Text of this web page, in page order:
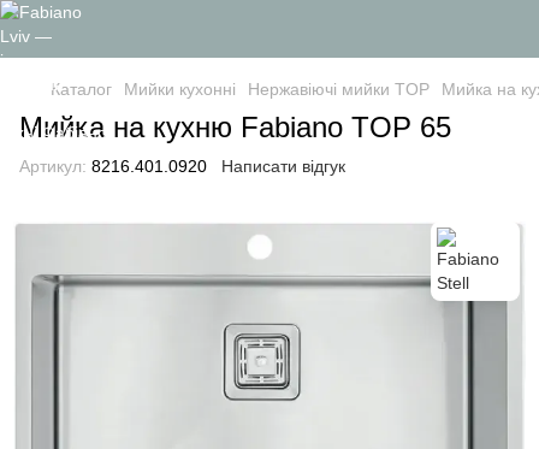
Каталог Мийки кухонні Нержавіючі мийки TOP Мийка на
Мийка на кухню Fabiano TOP 65
Артикул: 8216.401.0920 Написати відгук